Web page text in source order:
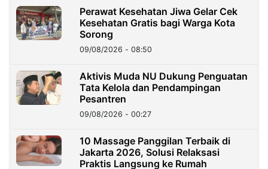
Perawat Kesehatan Jiwa Gelar Cek
Kesehatan Gratis bagi Warga Kota
Sorong
09/08/2026 - 08:50
Aktivis Muda NU Dukung Penguatan
Tata Kelola dan Pendampingan
Pesantren
09/08/2026 - 00:27
10 Massage Panggilan Terbaik di
Jakarta 2026, Solusi Relaksasi
Praktis Langsung ke Rumah